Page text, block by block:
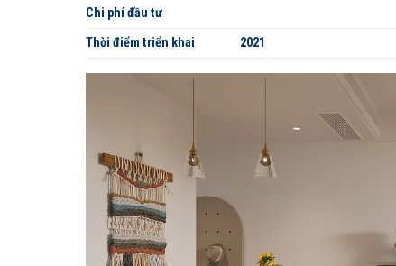
Chi phí đầu tư
Thời điểm triển khai
2021